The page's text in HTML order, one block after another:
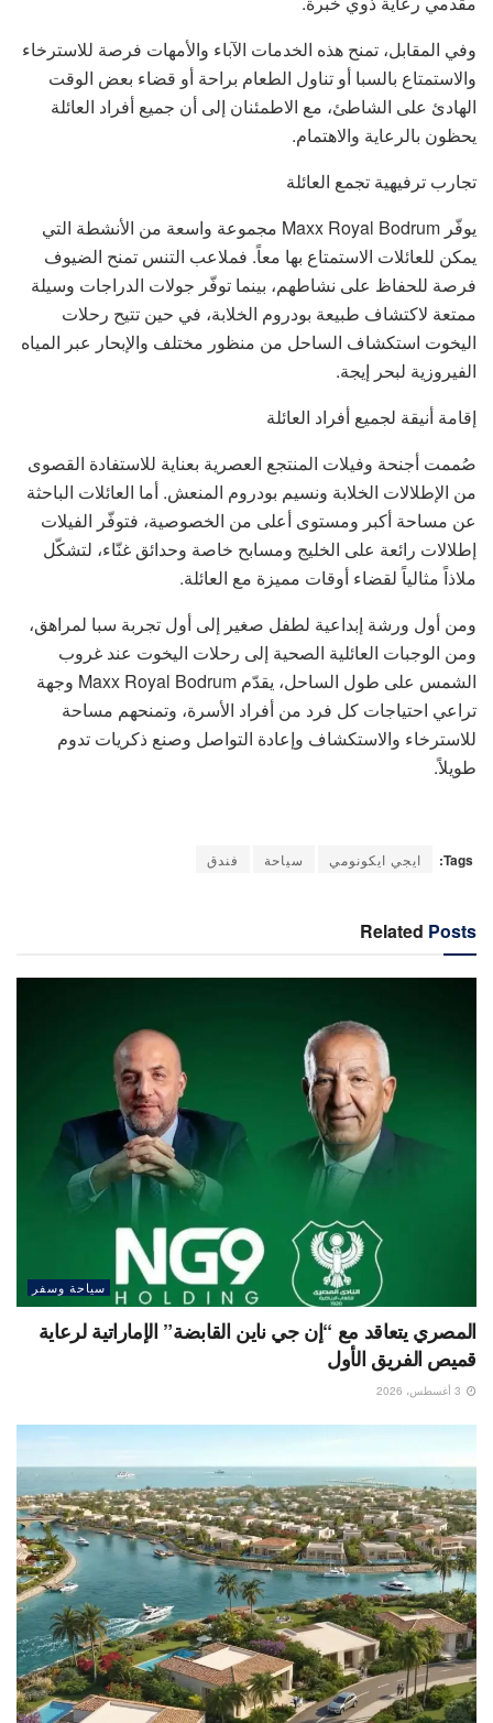
وفي المقابل، تمنح هذه الخدمات الآباء والأمهات فرصة للاسترخاء
والاستمتاع بالسبا أو تناول الطعام براحة أو قضاء بعض الوقت
الهادئ على الشاطئ، مع الاطمئنان إلى أن جميع أفراد العائلة
يحظون بالرعاية والاهتمام.
تجارب ترفيهية تجمع العائلة
يوفّر Maxx Royal Bodrum مجموعة واسعة من الأنشطة التي
يمكن للعائلات الاستمتاع بها معاً. فملاعب التنس تمنح الضيوف
فرصة للحفاظ على نشاطهم، بينما توفّر جولات الدراجات وسيلة
ممتعة لاكتشاف طبيعة بودروم الخلابة، في حين تتيح رحلات
اليخوت استكشاف الساحل من منظور مختلف والإبحار عبر المياه
الفيروزية لبحر إيجة.
إقامة أنيقة لجميع أفراد العائلة
صُممت أجنحة وفيلات المنتجع العصرية بعناية للاستفادة القصوى
من الإطلالات الخلابة ونسيم بودروم المنعش. أما العائلات الباحثة
عن مساحة أكبر ومستوى أعلى من الخصوصية، فتوفّر الفيلات
إطلالات رائعة على الخليج ومسابح خاصة وحدائق غنّاء، لتشكّل
ملاذاً مثالياً لقضاء أوقات مميزة مع العائلة.
ومن أول ورشة إبداعية لطفل صغير إلى أول تجربة سبا لمراهق،
ومن الوجبات العائلية الصحية إلى رحلات اليخوت عند غروب
الشمس على طول الساحل، يقدّم Maxx Royal Bodrum وجهة
تراعي احتياجات كل فرد من أفراد الأسرة، وتمنحهم مساحة
للاسترخاء والاستكشاف وإعادة التواصل وصنع ذكريات تدوم
طويلاً.
Tags: ايجي ايكونومي سياحة فندق
Related Posts
سياحة وسفر
المصري يتعاقد مع “إن جي ناين القابضة” الإماراتية لرعاية
قميص الفريق الأول